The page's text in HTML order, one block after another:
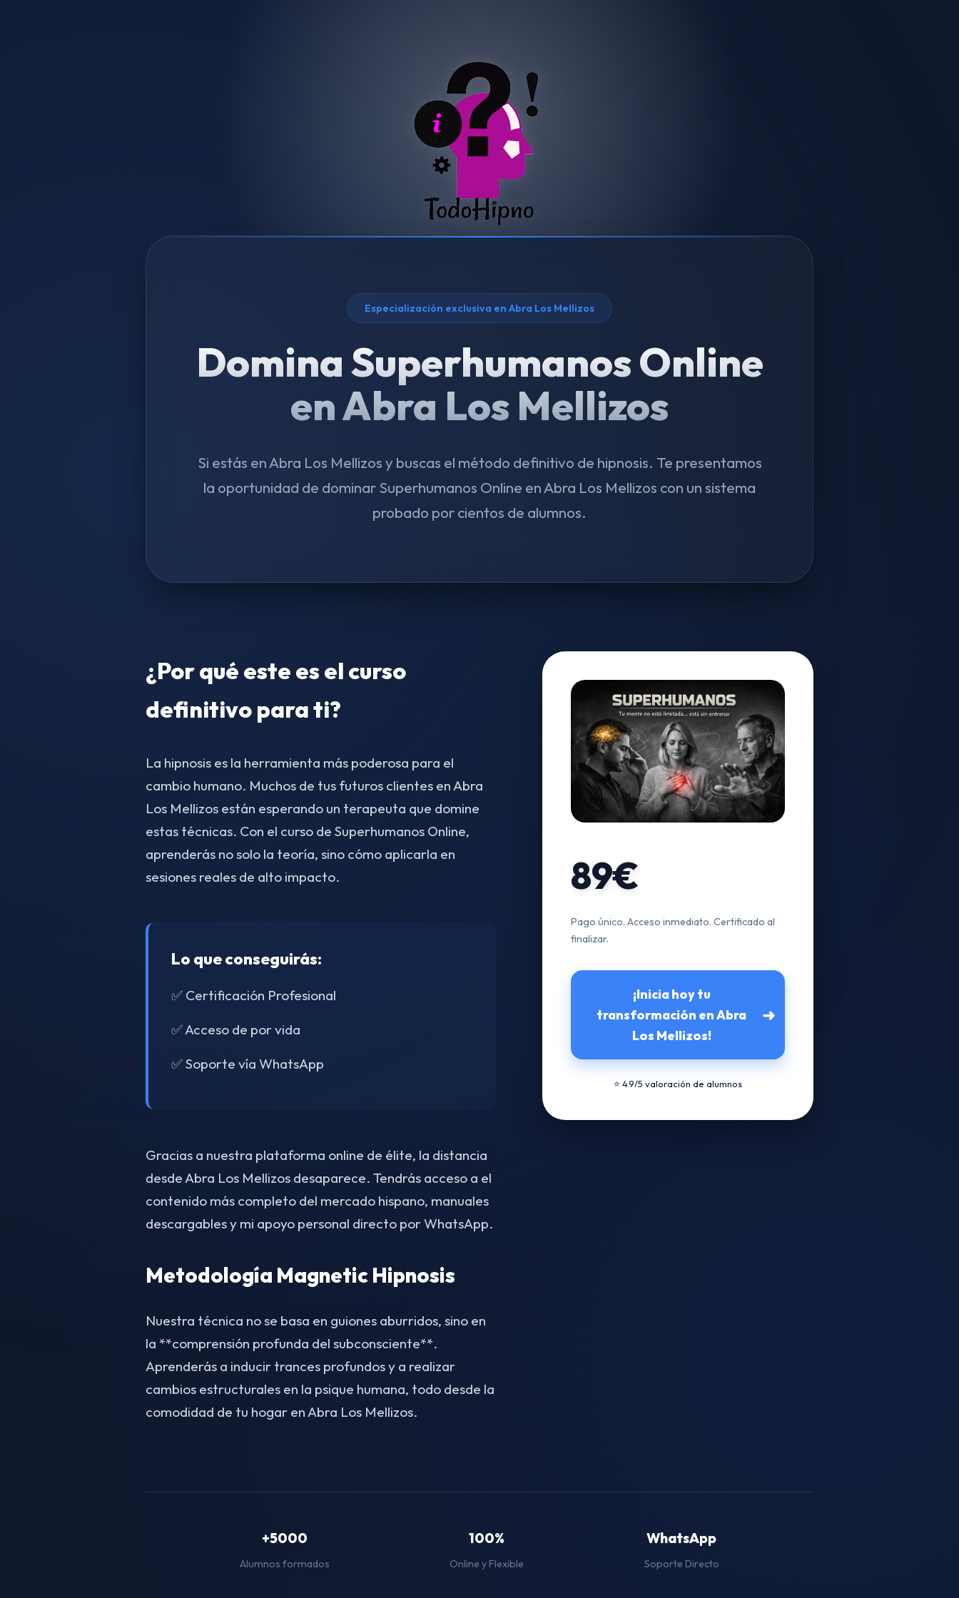
Especialización exclusiva en Abra Los Mellizos
Domina Superhumanos Online
en Abra Los Mellizos
Si estás en Abra Los Mellizos y buscas el método definitivo de hipnosis. Te presentamos
la oportunidad de dominar Superhumanos Online en Abra Los Mellizos con un sistema
probado por cientos de alumnos.
¿Por qué este es el curso
definitivo para ti?
La hipnosis es la herramienta más poderosa para el
cambio humano. Muchos de tus futuros clientes en Abra
Los Mellizos están esperando un terapeuta que domine
estas técnicas. Con el curso de Superhumanos Online,
aprenderás no solo la teoría, sino cómo aplicarla en
sesiones reales de alto impacto.
Lo que conseguirás:
✅ Certificación Profesional
✅ Acceso de por vida
✅ Soporte vía WhatsApp
Gracias a nuestra plataforma online de élite, la distancia
desde Abra Los Mellizos desaparece. Tendrás acceso a el
contenido más completo del mercado hispano, manuales
descargables y mi apoyo personal directo por WhatsApp.
Metodología Magnetic Hipnosis
Nuestra técnica no se basa en guiones aburridos, sino en
la **comprensión profunda del subconsciente**.
Aprenderás a inducir trances profundos y a realizar
cambios estructurales en la psique humana, todo desde la
comodidad de tu hogar en Abra Los Mellizos.
89€
Pago único. Acceso inmediato. Certificado al
finalizar.
¡Inicia hoy tu
transformación en Abra
Los Mellizos!
➜
⭐ 4.9/5 valoración de alumnos
+5000
Alumnos formados
100%
Online y Flexible
WhatsApp
Soporte Directo